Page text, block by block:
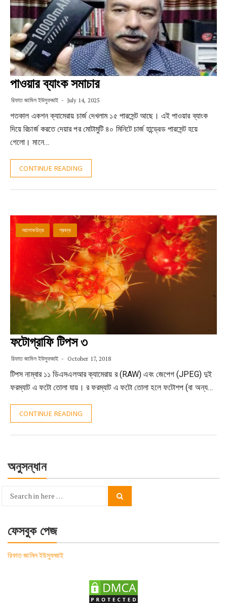
পাওয়ার ব্যাংক সমাচার
রিফাত জামিল ইউসুফজাই July 14, 2025
গতকাল একশন ক্যামেরায় চার্জ দেখলাম ১৫ পারসেন্ট আছে। এই পাওয়ার ব্যাংক
দিয়ে রিচার্জ করতে দেয়ার পর মোটামুটি ৪০ মিনিটে চার্জ হান্ড্রেড পারসেন্ট হয়ে
গেলো। মানে…
CONTINUE READING
আলোকচিত্র প্রবন্ধ
ফটোগ্রাফি টিপস ৩
রিফাত জামিল ইউসুফজাই October 17, 2018
টিপস নাম্বার ১১ ডিএসএলআর ক্যামেরায় র (RAW) এবং জেপেগ (JPEG) দুই
ফরম্যাট এ ফটো তোলা যায়। র ফরম্যাট এ ফটো তোলা হলে ফটোশপ (বা অন্য…
CONTINUE READING
অনুসন্ধান
Search
ফেসবুক পেজ
রিফাত জামিল ইউসুফজাই